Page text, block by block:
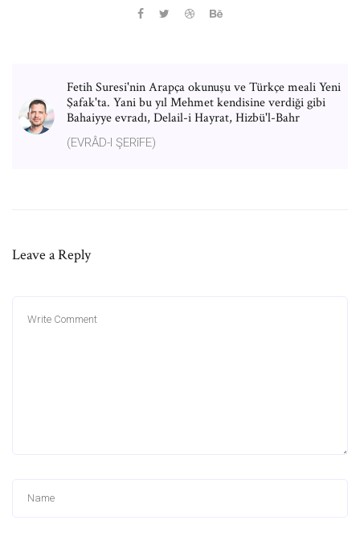
Fetih Suresi'nin Arapça okunuşu ve Türkçe meali Yeni
Şafak'ta. Yani bu yıl Mehmet kendisine verdiği gibi
Bahaiyye evradı, Delail-i Hayrat, Hizbü'l-Bahr
(EVRÂD-I ŞERîFE)
Leave a Reply